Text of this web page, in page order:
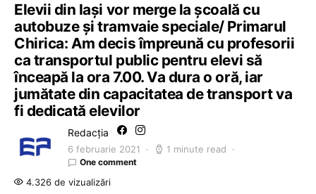
Elevii din Iași vor merge la școală cu
autobuze și tramvaie speciale/ Primarul
Chirica: Am decis împreună cu profesorii
ca transportul public pentru elevi să
înceapă la ora 7.00. Va dura o oră, iar
jumătate din capacitatea de transport va
fi dedicată elevilor
Redacția
6 februarie 2021 1 minute read
One comment
4.326 de vizualizări